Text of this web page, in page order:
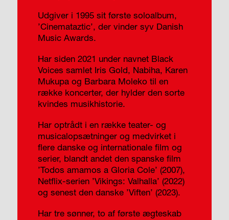
Udgiver i 1995 sit første soloalbum,
’Cinemataztic’, der vinder syv Danish
Music Awards.
Har siden 2021 under navnet Black
Voices samlet Iris Gold, Nabiha, Karen
Mukupa og Barbara Moleko til en
række koncerter, der hylder den sorte
kvindes musikhistorie.
Har optrådt i en række teater- og
musicalopsætninger og medvirket i
flere danske og internationale film og
serier, blandt andet den spanske film
’Todos amamos a Gloria Cole’ (2007),
Netflix-serien ’Vikings: Valhalla’ (2022)
og senest den danske ’Viften’ (2023).
Har tre sønner, to af første ægteskab